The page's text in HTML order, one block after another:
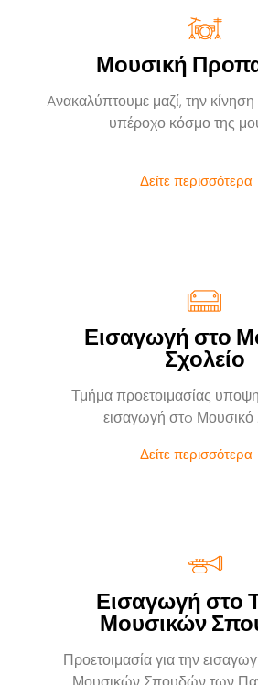
Μουσική
Aνακαλύπτουμε μαζί, την
υπέροχο κόσμο της
Δείτε περισσότερα
Εισαγωγή στο
Σχολείο
Τμήμα προετοιμασίας
εισαγωγή στo Μουσικό
Δείτε περισσότερα
Εισαγωγή στο
Μουσικών
Προετοιμασία για την